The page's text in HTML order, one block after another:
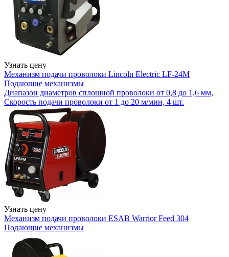
Узнать цену
Механизм подачи проволоки Lincoln Electric LF-24M
Подающие механизмы
Диапазон диаметров сплошной проволоки от 0,8 до 1,6 мм,
Скорость подачи проволоки от 1 до 20 м/мин, 4 шт.
Узнать цену
Механизм подачи проволоки ESAB Warrior Feed 304
Подающие механизмы